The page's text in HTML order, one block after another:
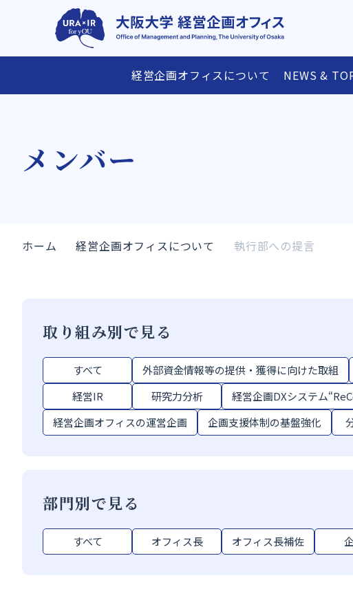
経営企画オフィスについて
ごあいさつ
NEWS &
研究費・賞の公募スケジュール表
メンバー
ホーム 経営企画オフィスについて 執行部への提言
取り組み別で見る
すべて 外部資金情報等の提供・獲得に向けた取組
経営IR
研究力分析 経営企画DXシステム
経営企画オフィスの運営企画
企画支援体制の基盤強化
部門別で見る
すべて オフィス長 オフィス長補佐